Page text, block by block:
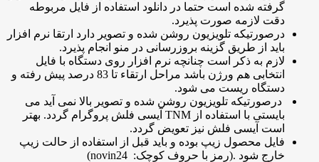
گرفته شده است حتما در دانلود استفاده از فایل مربوطه
دقت لازمه صورت پذیرد.
درصورتیکه تلویزیون روشن شده و تصویر دارد ارتقا نرم افزار
باید از طریق گزینه بروزرسانی در منو انجام پذیرد.
لازم به ذکر است چنانچه نرم افزار روی دستگاه با فایل
انتخابی هم ورژن باشد مراحل ارتقاء تا 83 درصد پیش رفته و
دستگاه ریست می شود.
درصورتیکه تلویزیون روشن شده و تصویر بالا نمی آید می
بایستی با استفاده از TNM آیسی فلش پروگرام گردد. بهتر
است آیسی فلش نیز تعویض گردد.
فایل محصول زیپ بوده و باید قبل از استفاده از حالت زیپ
خارج شود .(رمز با حروف کوچک: novin24)